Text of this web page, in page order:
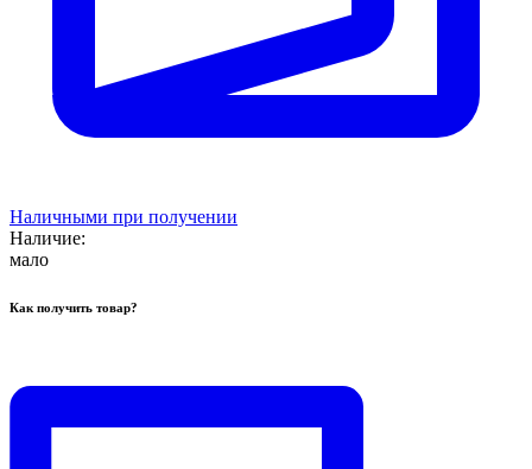
Наличными при получении
Наличие:
мало
Как получить товар?